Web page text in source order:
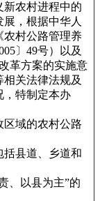
新农村进程中的
，根据中华人
农村公路管理养
〕49号）以及
革方案的实施意
相关法律法规及
，特制定本办
域的农村公路
县道、乡道和
、以县为主”的